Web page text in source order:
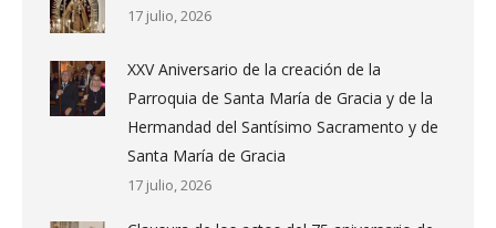
17 julio, 2026
XXV Aniversario de la creación de la
Parroquia de Santa María de Gracia y de la
Hermandad del Santísimo Sacramento y de
Santa María de Gracia
17 julio, 2026